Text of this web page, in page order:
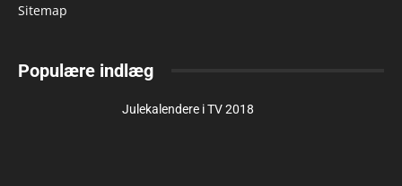
Sitemap
Populære indlæg
Julekalendere i TV 2018